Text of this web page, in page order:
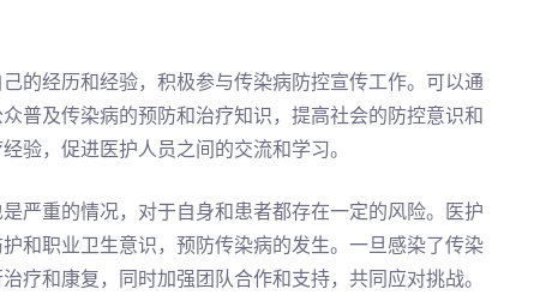
的经历和经验，积极参与传染病防控宣传工作。可以通
普及传染病的预防和治疗知识，提高社会的防控意识和
验，促进医护人员之间的交流和学习。
严重的情况，对于自身和患者都存在一定的风险。医护
和职业卫生意识，预防传染病的发生。一旦感染了传染
疗和康复，同时加强团队合作和支持，共同应对挑战。